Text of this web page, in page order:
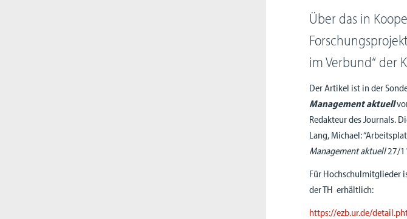
Über das in
im Verbund“ der
Der Artikel ist in der
Management aktuell
Redakteur des Journals.
Lang, Michael:
Management aktuell27/
Für Hochschulmitglieder
der TH erhältlich:
https://ezb.ur.de/